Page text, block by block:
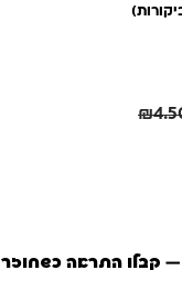
₪
— קבלו התראה כשחוזר